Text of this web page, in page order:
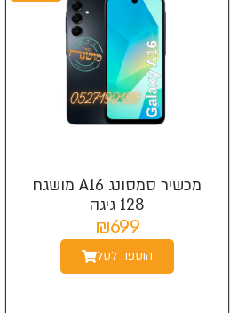
מכשיר סמסונג A16 מושגח
128 גיגה
₪699
הוספה לסל